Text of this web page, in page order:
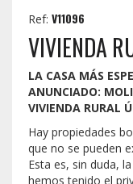
Ref: V11096
VIVIENDA
LA CASA MÁS
ANUNCIADO:
VIVIENDA RURAL
Hay propiedades
que no se pueden
Esta es, sin duda,
hemos tenido el